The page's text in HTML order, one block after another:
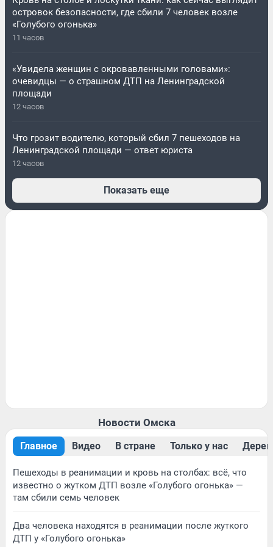
островок безопасности, где сбили 7 человек возле
«Голубого огонька»
11 часов
«Увидела женщин с окровавленными головами»:
очевидцы — о страшном ДТП на Ленинградской
площади
12 часов
Что грозит водителю, который сбил 7 пешеходов на
Ленинградской площади — ответ юриста
12 часов
Показать еще
Новости Омска
Главное Видео В стране Только у нас
Пешеходы в реанимации и кровь на столбах: всё, что
известно о жутком ДТП возле «Голубого огонька» —
там сбили семь человек
Два человека находятся в реанимации после жуткого
ДТП у «Голубого огонька»